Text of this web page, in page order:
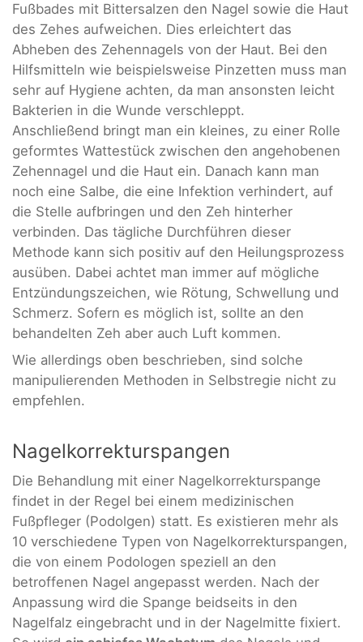
Fußbades mit Bittersalzen den Nagel sowie die Haut
des Zehes aufweichen. Dies erleichtert das
Abheben des Zehennagels von der Haut. Bei den
Hilfsmitteln wie beispielsweise Pinzetten muss man
sehr auf Hygiene achten, da man ansonsten leicht
Bakterien in die Wunde verschleppt.
Anschließend bringt man ein kleines, zu einer Rolle
geformtes Wattestück zwischen den angehobenen
Zehennagel und die Haut ein. Danach kann man
noch eine Salbe, die eine Infektion verhindert, auf
die Stelle aufbringen und den Zeh hinterher
verbinden. Das tägliche Durchführen dieser
Methode kann sich positiv auf den Heilungsprozess
ausüben. Dabei achtet man immer auf mögliche
Entzündungszeichen, wie Rötung, Schwellung und
Schmerz. Sofern es möglich ist, sollte an den
behandelten Zeh aber auch Luft kommen.
Wie allerdings oben beschrieben, sind solche
manipulierenden Methoden in Selbstregie nicht zu
empfehlen.
Nagelkorrekturspangen
Die Behandlung mit einer Nagelkorrekturspange
findet in der Regel bei einem medizinischen
Fußpfleger (Podolgen) statt. Es existieren mehr als
10 verschiedene Typen von Nagelkorrekturspangen,
die von einem Podologen speziell an den
betroffenen Nagel angepasst werden. Nach der
Anpassung wird die Spange beidseits in den
Nagelfalz eingebracht und in der Nagelmitte fixiert.